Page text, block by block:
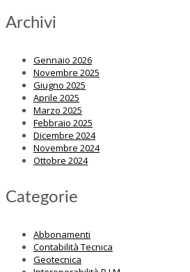
Archivi
Gennaio 2026
Novembre 2025
Giugno 2025
Aprile 2025
Marzo 2025
Febbraio 2025
Dicembre 2024
Novembre 2024
Ottobre 2024
Categorie
Abbonamenti
Contabilità Tecnica
Geotecnica